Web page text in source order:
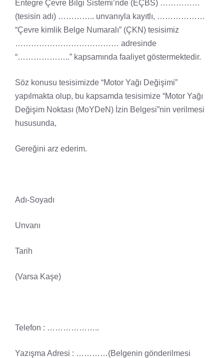
Entegre Çevre Bilgi Sistemi’nde (EÇBS) ……………
(tesisin adı) ………….. unvanıyla kayıtlı, ………………
“Çevre kimlik Belge Numaralı” (ÇKN) tesisimiz
………………………………… adresinde
“………………..” kapsamında faaliyet göstermektedir.
Söz konusu tesisimizde “Motor Yağı Değişimi”
yapılmakta olup, bu kapsamda tesisimize “Motor Yağı
Değişim Noktası (MoYDeN) İzin Belgesi”nin verilmesi
hususunda,
Gereğini arz ederim.
Adı-Soyadı
Unvanı
Tarih
(Varsa Kaşe)
Telefon : ………………..
Yazışma Adresi : …………(Belgenin gönderilmesi